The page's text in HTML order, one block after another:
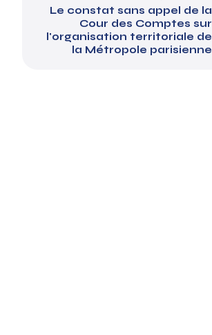
Le constat sans appel de la
Cour des Comptes sur
l'organisation territoriale de
la Métropole parisienne